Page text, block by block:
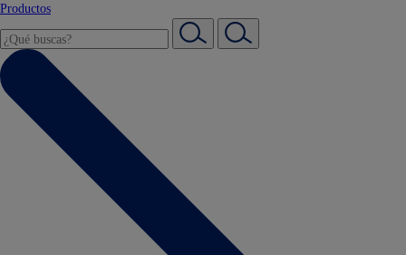
Productos